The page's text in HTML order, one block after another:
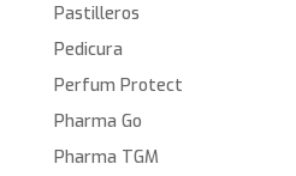
Pastilleros
Pedicura
Perfum Protect
Pharma Go
Pharma TGM